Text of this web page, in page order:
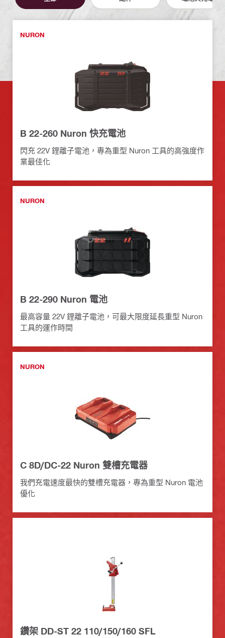
NURON
B 22-260 Nuron 快充電池
閃充 22V 鋰離子電池，專為重型 Nuron 工具的高強度作
業最佳化
NURON
B 22-290 Nuron 電池
最高容量 22V 鋰離子電池，可最大限度延長重型 Nuron
工具的運作時間
NURON
C 8D/DC-22 Nuron 雙槽充電器
我們充電速度最快的雙槽充電器，專為重型 Nuron 電池
優化
鑽架 DD-ST 22 110/150/160 SFL